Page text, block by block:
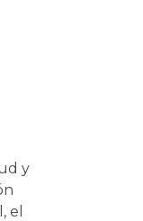
y
el